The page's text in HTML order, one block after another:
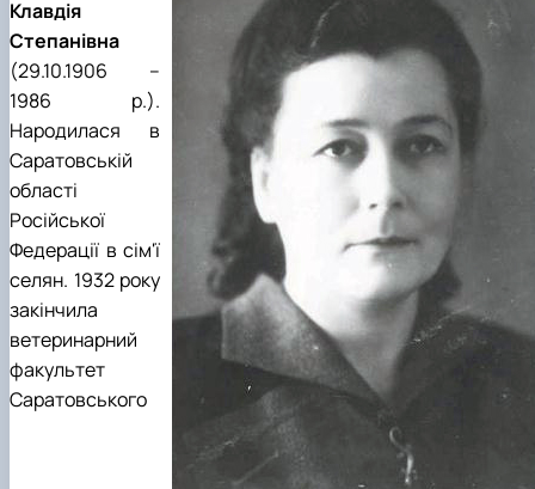
Клавдія
Степанівна
(29.10.1906 –
1986 р.).
Народилася в
Саратовській
області
Російської
Федерації в сім'ї
селян. 1932 року
закінчила
ветеринарний
факультет
Саратовського